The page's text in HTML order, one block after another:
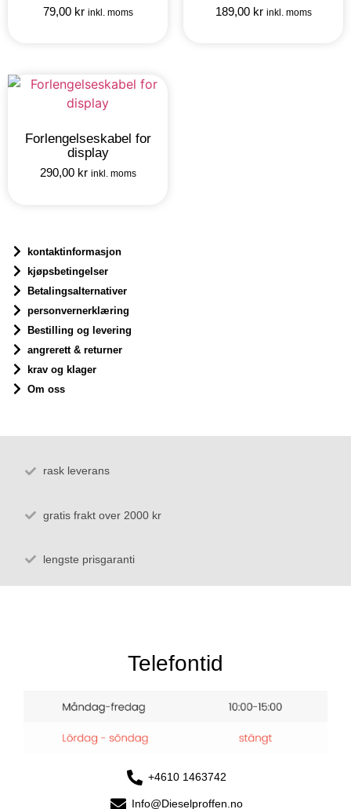
79,00 kr inkl. moms 189,00 kr inkl. moms
Forlengelseskabel for
display
290,00 kr inkl. moms
kontaktinformasjon
kjøpsbetingelser
Betalingsalternativer
personvernerklæring
Bestilling og levering
angrerett & returner
krav og klager
Om oss
rask leverans
gratis frakt over 2000 kr
lengste prisgaranti
Telefontid
+4610 1463742
Info@Dieselproffen.no